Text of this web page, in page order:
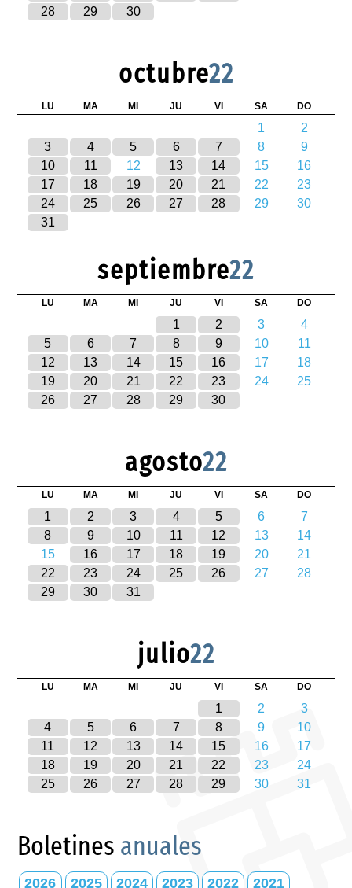
28
29 30
octubre22
LU MA MI JU VI SA DO
1
2
3
4 5 6 7 8
9
10
11 12 13 14 15
16
17
18 19 20 21 22
23
24
25 26 27 28 29
30
31
septiembre22
LU MA MI JU VI SA DO
1 2 3
4
5
6 7 8 9 10
11
12
13 14 15 16 17
18
19
20 21 22 23 24
25
26
27 28 29 30
agosto22
LU MA MI JU VI SA DO
1 2 3 4 5 6
7
8
9 10 11 12 13
14
15
16 17 18 19 20
21
22
23 24 25 26 27
28
29
30 31
julio22
LU MA MI JU VI SA DO
1 2
3
4
5 6 7 8 9
10
11
12 13 14 15 16
17
18
19 20 21 22 23
24
25
26 27 28 29 30 31
Boletines anuales
2026 2025 2024 2023 2022 2021